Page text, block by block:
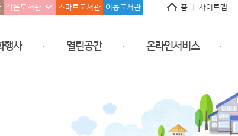
작은도서관 스마트도서관 이동도서관 홈 사이트맵
행사 열린공간 온라인서비스